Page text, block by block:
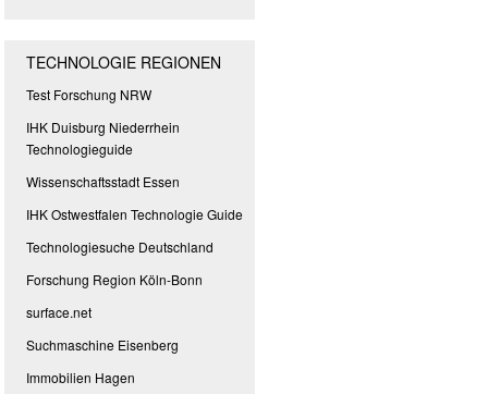
TECHNOLOGIE REGIONEN
Test Forschung NRW
IHK Duisburg Niederrhein
Technologieguide
Wissenschaftsstadt Essen
IHK Ostwestfalen Technologie Guide
Technologiesuche Deutschland
Forschung Region Köln-Bonn
surface.net
Suchmaschine Eisenberg
Immobilien Hagen